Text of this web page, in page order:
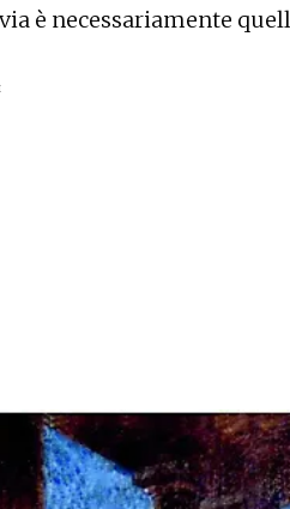
è necessariamente